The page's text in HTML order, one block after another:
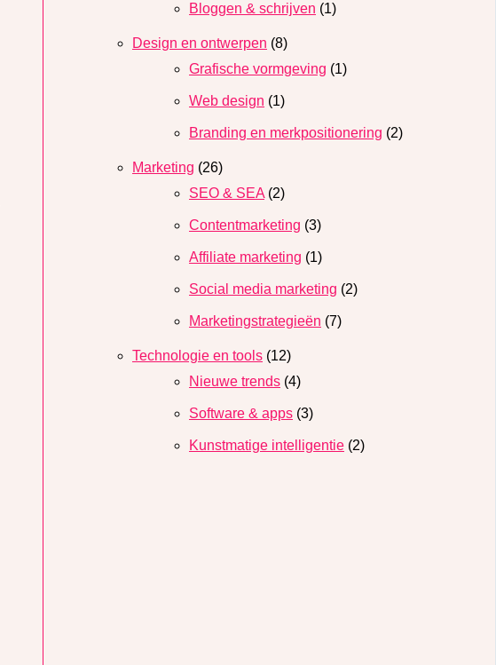
Bloggen & schrijven (1)
Design en ontwerpen (8)
Grafische vormgeving (1)
Web design (1)
Branding en merkpositionering (2)
Marketing (26)
SEO & SEA (2)
Contentmarketing (3)
Affiliate marketing (1)
Social media marketing (2)
Marketingstrategieën (7)
Technologie en tools (12)
Nieuwe trends (4)
Software & apps (3)
Kunstmatige intelligentie (2)